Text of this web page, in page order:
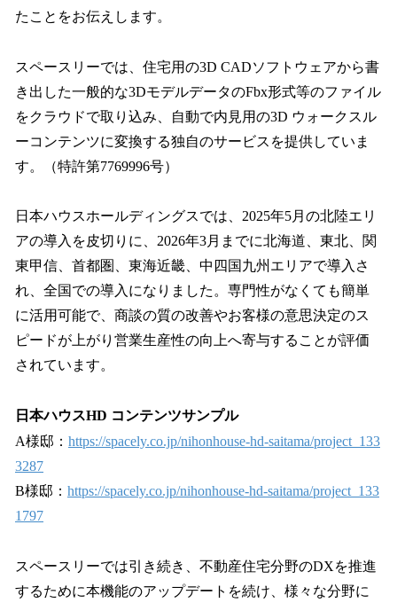
たことをお伝えします。
スペースリーでは、住宅用の3D CADソフトウェアから書
き出した一般的な3DモデルデータのFbx形式等のファイル
をクラウドで取り込み、自動で内見用の3D ウォークスル
ーコンテンツに変換する独自のサービスを提供していま
す。（特許第7769996号）
日本ハウスホールディングスでは、2025年5月の北陸エリ
アの導入を皮切りに、2026年3月までに北海道、東北、関
東甲信、首都圏、東海近畿、中四国九州エリアで導入さ
れ、全国での導入になりました。専門性がなくても簡単
に活用可能で、商談の質の改善やお客様の意思決定のス
ピードが上がり営業生産性の向上へ寄与することが評価
されています。
日本ハウスHD コンテンツサンプル
A様邸： https://spacely.co.jp/nihonhouse-hd-saitama/project_133
3287
B様邸： https://spacely.co.jp/nihonhouse-hd-saitama/project_133
1797
スペースリーでは引き続き、不動産住宅分野のDXを推進
するために本機能のアップデートを続け、様々な分野に